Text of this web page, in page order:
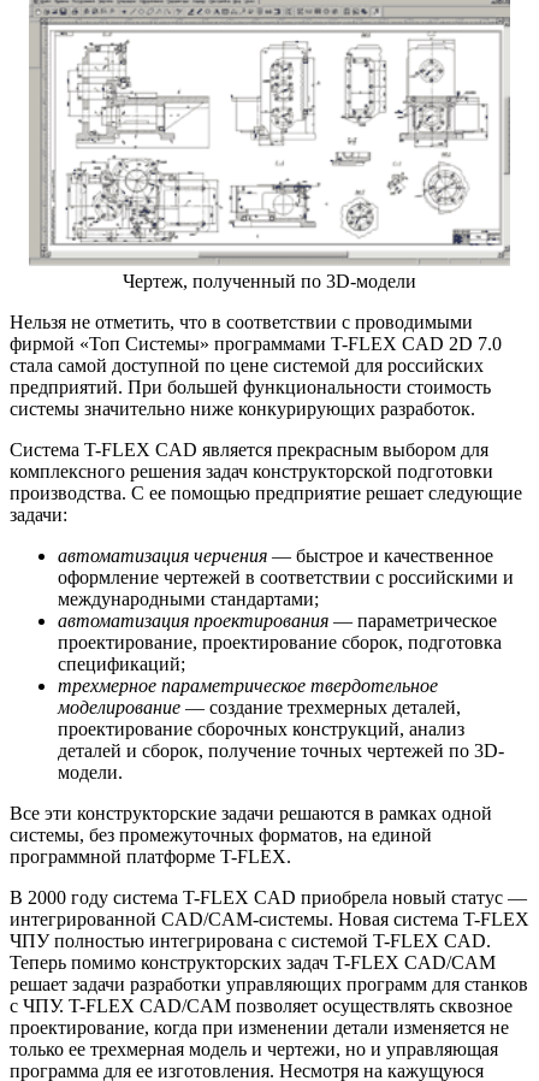
Чертеж, полученный по 3D-модели
Нельзя не отметить, что в соответствии с проводимыми
фирмой «Топ Системы» программами T-FLEX CAD 2D 7.0
стала самой доступной по цене системой для российских
предприятий. При большей функциональности стоимость
системы значительно ниже конкурирующих разработок.
Система T-FLEX CAD является прекрасным выбором для
комплексного решения задач конструкторской подготовки
производства. С ее помощью предприятие решает следующие
задачи:
автоматизация черчения — быстрое и качественное
оформление чертежей в соответствии с российскими и
международными стандартами;
автоматизация проектирования — параметрическое
проектирование, проектирование сборок, подготовка
спецификаций;
трехмерное параметрическое твердотельное
моделирование — создание трехмерных деталей,
проектирование сборочных конструкций, анализ
деталей и сборок, получение точных чертежей по 3D-
модели.
Все эти конструкторские задачи решаются в рамках одной
системы, без промежуточных форматов, на единой
программной платформе T-FLEX.
В 2000 году система T-FLEX CAD приобрела новый статус —
интегрированной CAD/CAM-системы. Новая система T-FLEX
ЧПУ полностью интегрирована с системой T-FLEX CAD.
Теперь помимо конструкторских задач T-FLEX CAD/CAM
решает задачи разработки управляющих программ для станков
с ЧПУ. T-FLEX CAD/CAM позволяет осуществлять сквозное
проектирование, когда при изменении детали изменяется не
только ее трехмерная модель и чертежи, но и управляющая
программа для ее изготовления. Несмотря на кажущуюся